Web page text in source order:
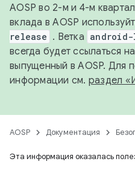
AOSP во 2-м и 4-м
вклада в AOSP
release . Ветка
всегда будет ссылаться
выпущенный в AOSP. Для
информации см. раздел
AOSP Документация
Эта информация оказалась